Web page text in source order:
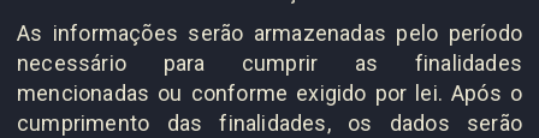
As informações serão armazenadas pelo período
necessário para cumprir as finalidades
mencionadas ou conforme exigido por lei. Após o
cumprimento das finalidades, os dados serão